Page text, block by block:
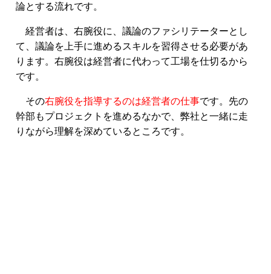
論とする流れです。
経営者は、右腕役に、議論のファシリテーターとし
て、議論を上手に進めるスキルを習得させる必要があ
ります。右腕役は経営者に代わって工場を仕切るから
です。
その右腕役を指導するのは経営者の仕事です。先の
幹部もプロジェクトを進めるなかで、弊社と一緒に走
りながら理解を深めているところです。